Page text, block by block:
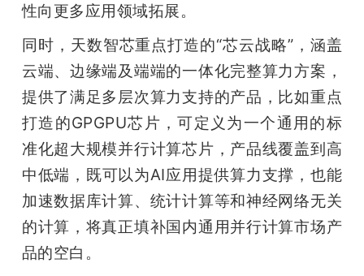
性向更多应用领域拓展。
同时，天数智芯重点打造的“芯云战略”，涵盖
云端、边缘端及端端的一体化完整算力方案，
提供了满足多层次算力支持的产品，比如重点
打造的GPGPU芯片，可定义为一个通用的标
准化超大规模并行计算芯片，产品线覆盖到高
中低端，既可以为AI应用提供算力支撑，也能
加速数据库计算、统计计算等和神经网络无关
的计算，将真正填补国内通用并行计算市场产
品的空白。